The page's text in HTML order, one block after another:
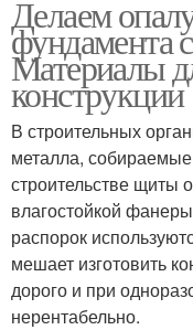
Делаем
фундамента
Материалы
конструкции
В строительных
металла,
строительстве щиты
влагостойкой
распорок
мешает изготовить
дорого и при
нерентабельно.